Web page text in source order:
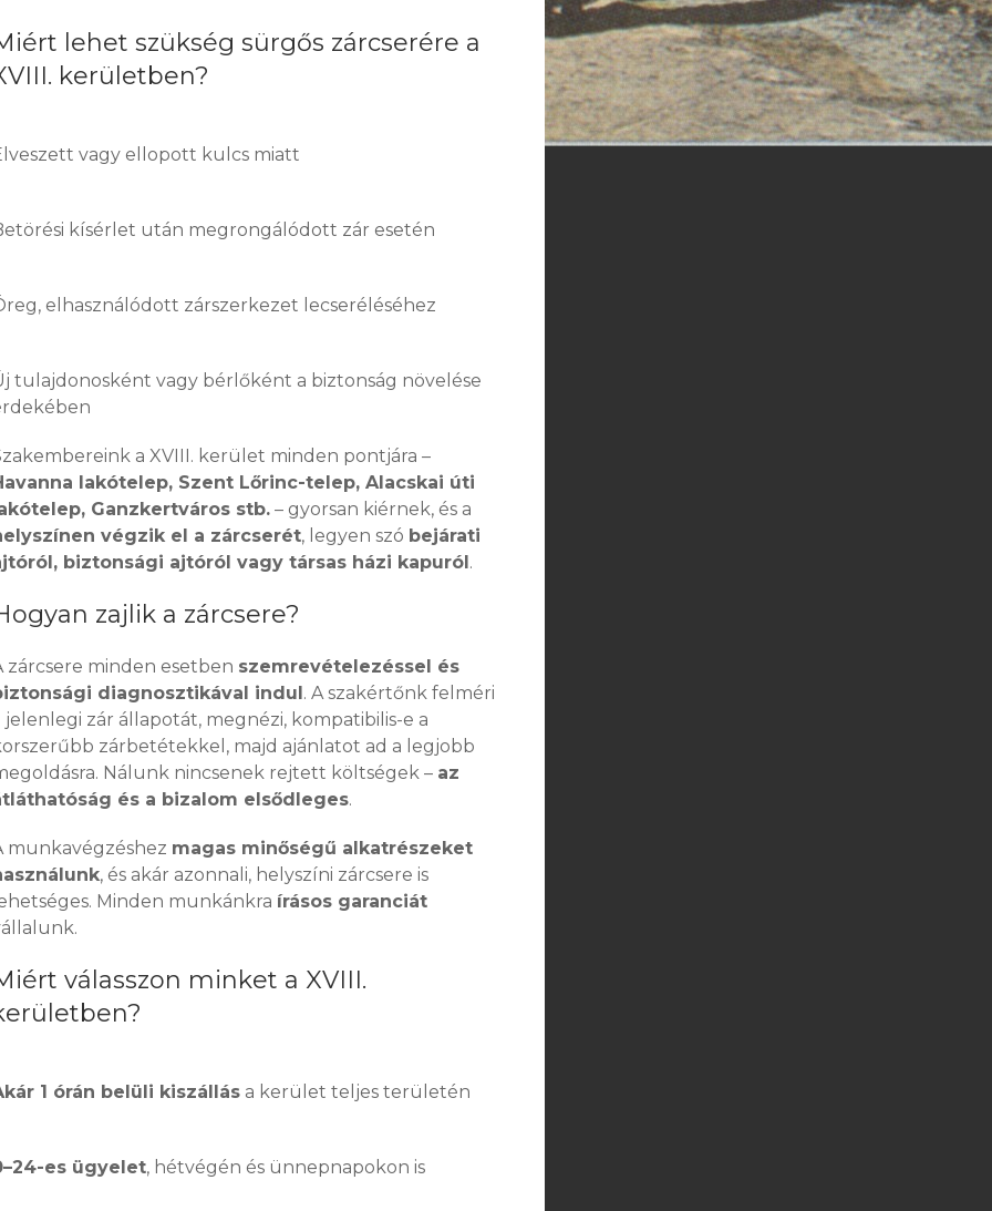
lehet szükség sürgős zárcserére a
kerületben?
vagy ellopott kulcs miatt
kísérlet után megrongálódott zár esetén
elhasználódott zárszerkezet lecseréléséhez
tulajdonosként vagy bérlőként a biztonság növelése
a XVIII. kerület minden pontjára –
lakótelep, Szent Lőrinc-telep, Alacskai úti
Ganzkertváros stb. – gyorsan kiérnek, és a
végzik el a zárcserét, legyen szó bejárati
biztonsági ajtóról vagy társas házi kapuról.
zajlik a zárcsere?
zárcsere minden esetben szemrevételezéssel és
diagnosztikával indul. A szakértőnk felméri
jelenlegi zár állapotát, megnézi, kompatibilis-e a
zárbetétekkel, majd ajánlatot ad a legjobb
Nálunk nincsenek rejtett költségek – az
és a bizalom elsődleges.
munkavégzéshez magas minőségű alkatrészeket
, és akár azonnali, helyszíni zárcsere is
Minden munkánkra írásos garanciát
válasszon minket a XVIII.
1 órán belüli kiszállás a kerület teljes területén
es ügyelet, hétvégén és ünnepnapokon is